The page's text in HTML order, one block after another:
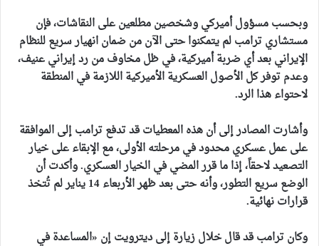
وبحسب مسؤول أميركي وشخصين مطلعين على النقاشات، فإن
مستشاري ترامب لم يتمكنوا حتى الآن من ضمان انهيار سريع للنظام
الإيراني بعد أي ضربة أميركية، في ظل مخاوف من رد إيراني عنيف،
وعدم توفر كل الأصول العسكرية الأميركية اللازمة في المنطقة
لاحتواء هذا الرد.
وأشارت المصادر إلى أن هذه المعطيات قد تدفع ترامب إلى الموافقة
على عمل عسكري محدود في مرحلته الأولى، مع الإبقاء على خيار
التصعيد لاحقاً، إذا ما قرر المضي في الخيار العسكري. وأكدت أن
الوضع سريع التطور، وأنه حتى بعد ظهر الأربعاء 14 يناير لم تُتخذ
قرارات نهائية.
وكان ترامب قد قال خلال زيارة إلى ديترويت إن «المساعدة في